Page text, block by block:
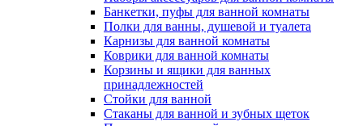
Банкетки, пуфы для ванной комнаты
Полки для ванны, душевой и туалета
Карнизы для ванной комнаты
Коврики для ванной комнаты
Корзины и ящики для ванных
принадлежностей
Стойки для ванной
Стаканы для ванной и зубных щеток